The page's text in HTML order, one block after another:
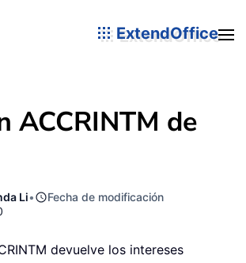
ExtendOffice
ACCRINTM de
Li•
Fecha de modificación
devuelve los intereses